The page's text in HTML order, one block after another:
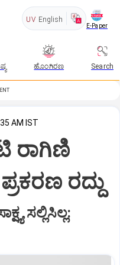
UV English
E-Paper
ಹೊಂಗಿರಣ Search
AM IST
ರಾಗಿಣಿ
ರದ್ದು
ಸಲ್ಲಿಸಿಲ್ಲ: